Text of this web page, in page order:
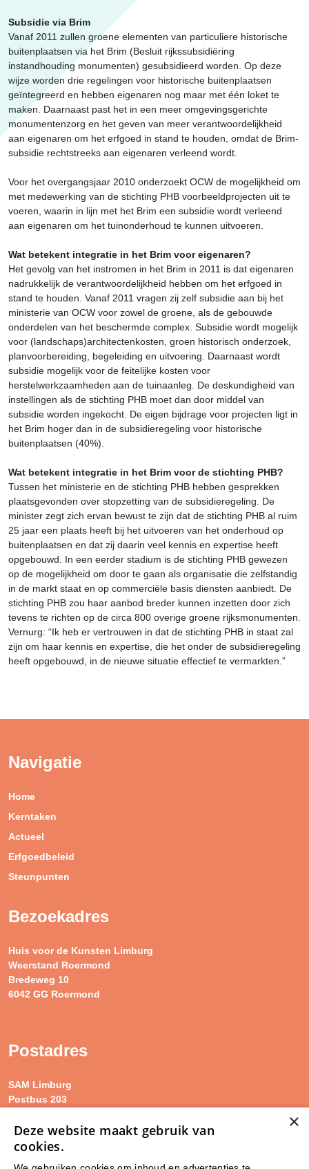
Subsidie via Brim
Vanaf 2011 zullen groene elementen van particuliere historische
buitenplaatsen via het Brim (Besluit rijkssubsidiëring
instandhouding monumenten) gesubsidieerd worden. Op deze
wijze worden drie regelingen voor historische buitenplaatsen
geïntegreerd en hebben eigenaren nog maar met één loket te
maken. Daarnaast past het in een meer omgevingsgerichte
monumentenzorg en het geven van meer verantwoordelijkheid
aan eigenaren om het erfgoed in stand te houden, omdat de Brim-
subsidie rechtstreeks aan eigenaren verleend wordt.
Voor het overgangsjaar 2010 onderzoekt OCW de mogelijkheid om
met medewerking van de stichting PHB voorbeeldprojecten uit te
voeren, waarin in lijn met het Brim een subsidie wordt verleend
aan eigenaren om het tuinonderhoud te kunnen uitvoeren.
Wat betekent integratie in het Brim voor eigenaren?
Het gevolg van het instromen in het Brim in 2011 is dat eigenaren
nadrukkelijk de verantwoordelijkheid hebben om het erfgoed in
stand te houden. Vanaf 2011 vragen zij zelf subsidie aan bij het
ministerie van OCW voor zowel de groene, als de gebouwde
onderdelen van het beschermde complex. Subsidie wordt mogelijk
voor (landschaps)architectenkosten, groen historisch onderzoek,
planvoorbereiding, begeleiding en uitvoering. Daarnaast wordt
subsidie mogelijk voor de feitelijke kosten voor
herstelwerkzaamheden aan de tuinaanleg. De deskundigheid van
instellingen als de stichting PHB moet dan door middel van
subsidie worden ingekocht. De eigen bijdrage voor projecten ligt in
het Brim hoger dan in de subsidieregeling voor historische
buitenplaatsen (40%).
Wat betekent integratie in het Brim voor de stichting PHB?
Tussen het ministerie en de stichting PHB hebben gesprekken
plaatsgevonden over stopzetting van de subsidieregeling. De
minister zegt zich ervan bewust te zijn dat de stichting PHB al ruim
25 jaar een plaats heeft bij het uitvoeren van het onderhoud op
buitenplaatsen en dat zij daarin veel kennis en expertise heeft
opgebouwd. In een eerder stadium is de stichting PHB gewezen
op de mogelijkheid om door te gaan als organisatie die zelfstandig
in de markt staat en op commerciële basis diensten aanbiedt. De
stichting PHB zou haar aanbod breder kunnen inzetten door zich
tevens te richten op de circa 800 overige groene rijksmonumenten.
Vernurg: “Ik heb er vertrouwen in dat de stichting PHB in staat zal
zijn om haar kennis en expertise, die het onder de subsidieregeling
heeft opgebouwd, in de nieuwe situatie effectief te vermarkten.”
Navigatie
Home
Kerntaken
Actueel
Erfgoedbeleid
Steunpunten
Bezoekadres
Huis voor de Kunsten Limburg
Weerstand Roermond
Bredeweg 10
6042 GG Roermond
Postadres
SAM Limburg
Postbus 203
steunpunt@sam-limburg.nl
×
Deze website maakt gebruik van
cookies.